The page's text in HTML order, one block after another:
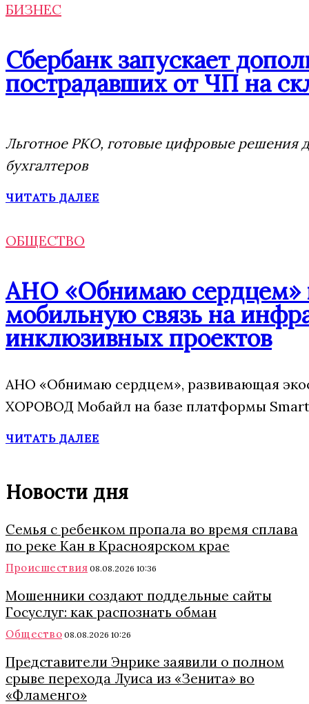
БИЗНЕС
Сбербанк запускает
пострадавших от ЧП на
Льготное РКО, готовые цифровые решения
бухгалтеров
ЧИТАТЬ ДАЛЕЕ
ОБЩЕСТВО
АНО «Обнимаю сердцем»
мобильную связь на
инклюзивных проектов
АНО «Обнимаю сердцем», развивающая
ХОРОВОД Мобайл на базе платформы Smart
ЧИТАТЬ ДАЛЕЕ
Новости дня
Семья с ребенком пропала во время сплава
по реке Кан в Красноярском крае
Происшествия 08.08.2026 10:36
Мошенники создают поддельные сайты
Госуслуг: как распознать обман
Общество 08.08.2026 10:26
Представители Энрике заявили о полном
срыве перехода Луиса из «Зенита» во
«Фламенго»